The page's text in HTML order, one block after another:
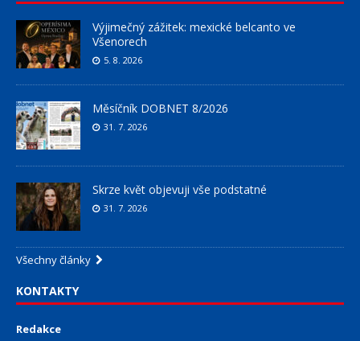
Výjimečný zážitek: mexické belcanto ve
Všenorech
5. 8. 2026
Měsíčník DOBNET 8/2026
31. 7. 2026
Skrze květ objevuji vše podstatné
31. 7. 2026
Všechny články
KONTAKTY
Redakce